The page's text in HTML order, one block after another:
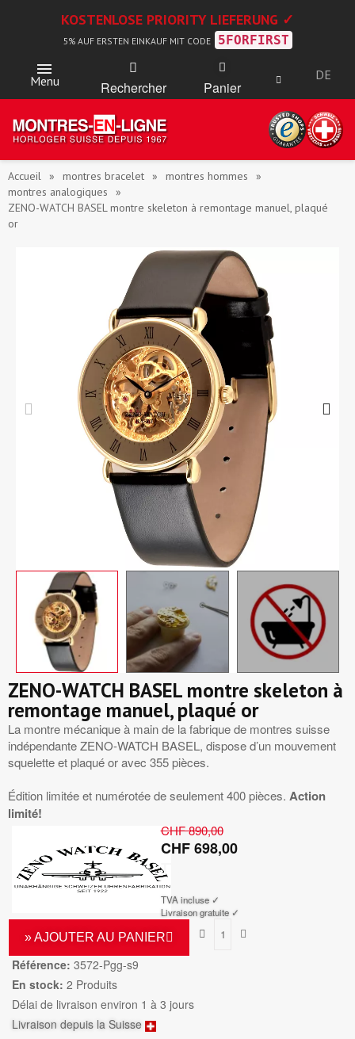
KOSTENLOSE PRIORITY LIEFERUNG ✓
5% AUF ERSTEN EINKAUF MIT CODE 5FORFIRST
Menu Rechercher Panier
DE
Accueil montres bracelet
montres hommes
montres analogiques
ZENO-WATCH BASEL montre skeleton à remontage manuel, plaqué
or
ZENO-WATCH BASEL montre skeleton à
remontage manuel, plaqué or
La montre mécanique à main de la fabrique de montres suisse
indépendante ZENO-WATCH BASEL, dispose d’un mouvement
squelette et plaqué or avec 355 pièces.
Édition limitée et numérotée de seulement 400 pièces. Action
limité!
CHF 890,00
CHF 698,00
TTC
TVA incluse ✓
Livraison gratuite ✓
» AJOUTER AU PANIER
Référence: 3572-Pgg-s9
En stock: 2 Produits
Délai de livraison environ 1 à 3 jours
Livraison depuis la Suisse